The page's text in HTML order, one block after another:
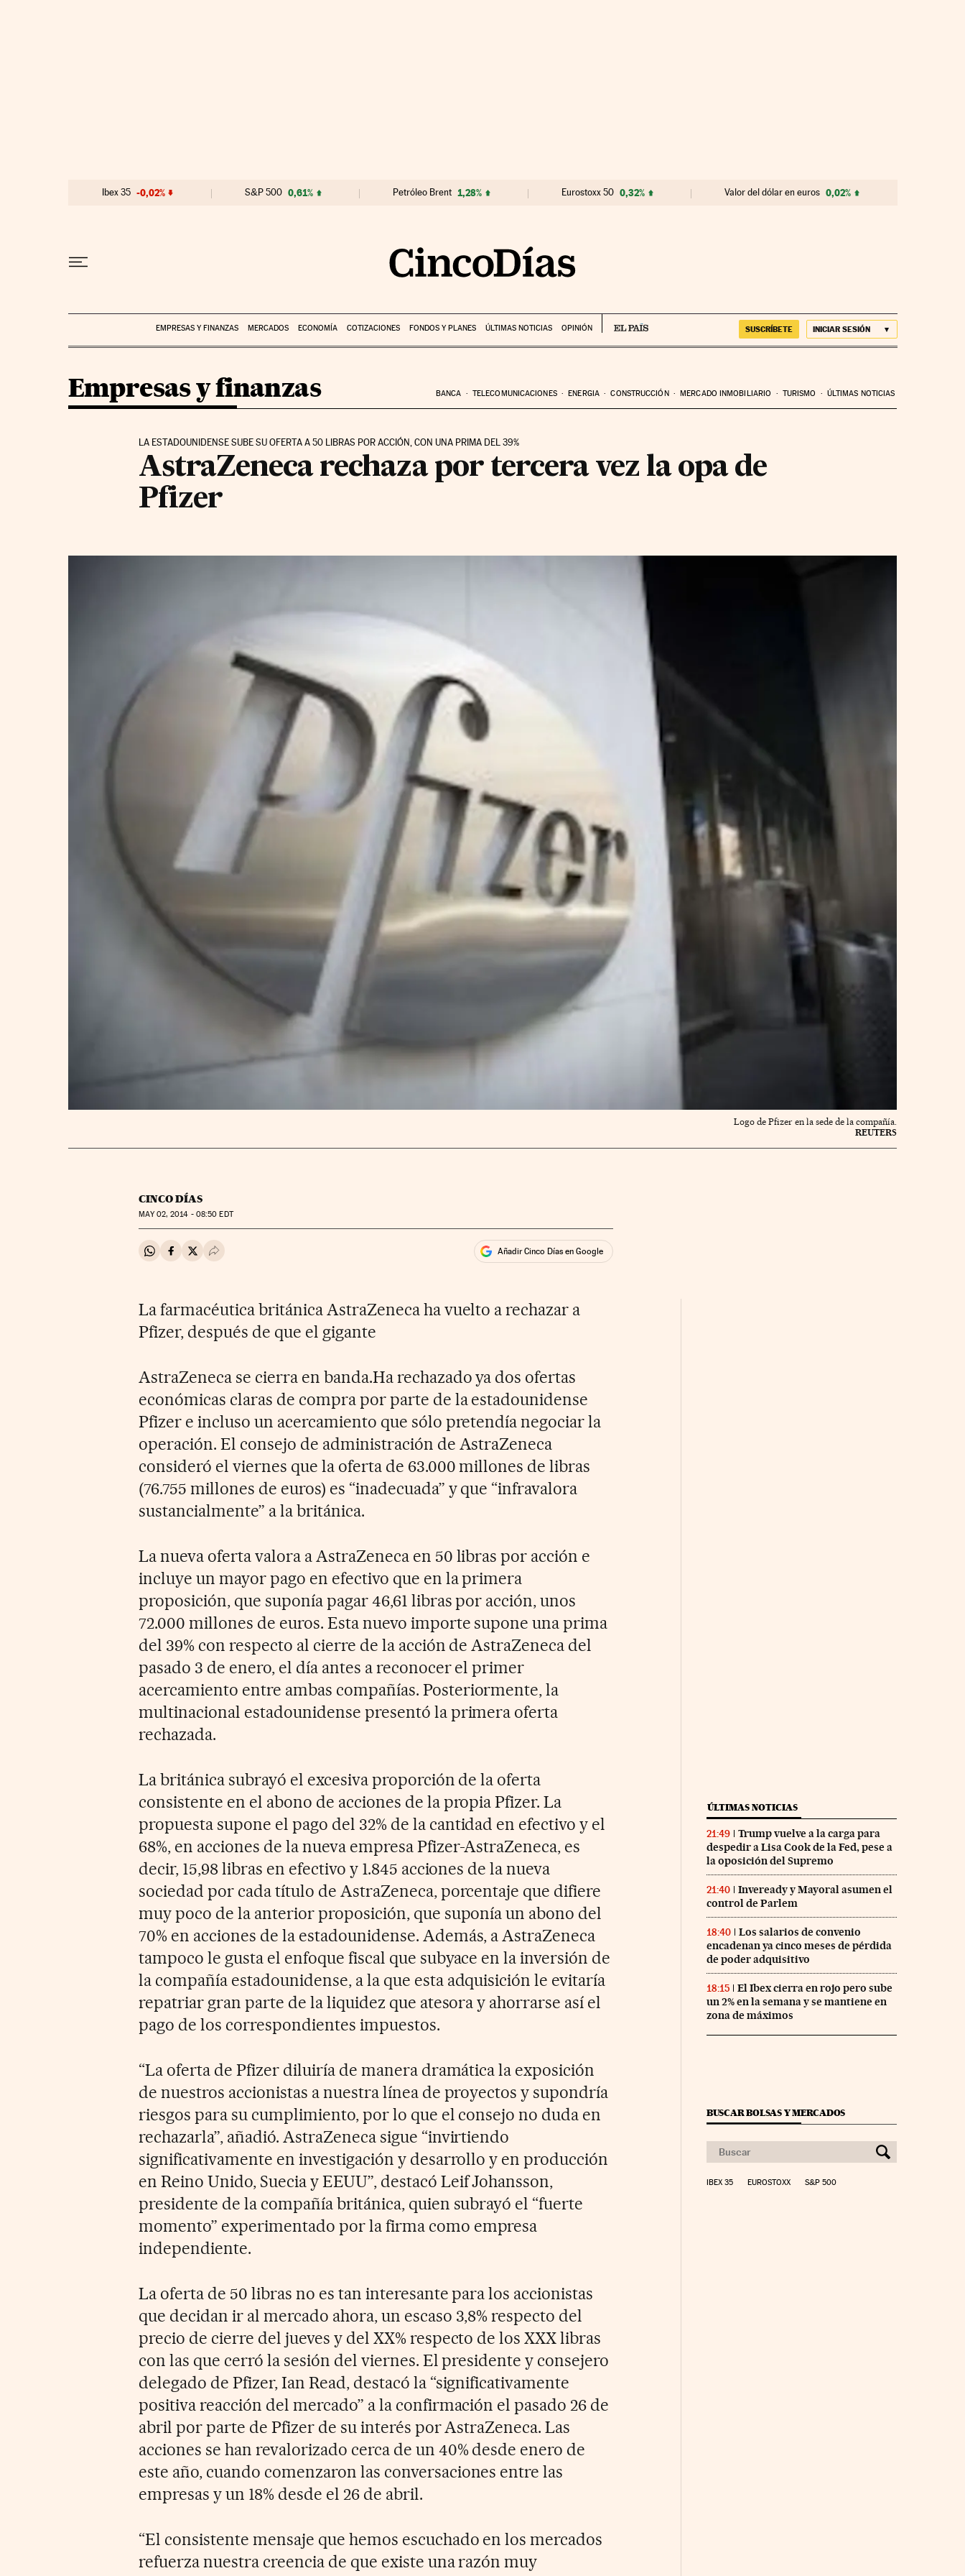
Ibex 35 -0,02% S&P 500 0,61% Petróleo Brent 1,28% Eurostoxx 50 0,32% Valor del dólar en euros 0,02%
EMPRESAS Y FINANZAS MERCADOS ECONOMÍA COTIZACIONES FONDOS Y PLANES ÚLTIMAS NOTICIAS OPINIÓN SUSCRÍBETE INICIAR SESIÓN
Empresas y finanzas BANCA TELECOMUNICACIONES ENERGIA CONSTRUCCIÓN MERCADO INMOBILIARIO TURISMO ÚLTIMAS NOTICIAS
LA ESTADOUNIDENSE SUBE SU OFERTA A 50 LIBRAS POR ACCIÓN, CON UNA PRIMA DEL 39%
AstraZeneca rechaza por tercera vez la opa de
Pfizer
Logo de Pfizer en la sede de la compañía.
REUTERS
CINCO DÍAS
MAY02, 2014 - 08:50 EDT
Compartir en Whatsapp
Compartir en Facebook
Compartir en Twitter
Desplegar Redes Sociales Añadir Cinco Días en Google
La farmacéutica británica AstraZeneca ha vuelto a rechazar a
Pfizer, después de que el gigante
AstraZeneca se cierra en banda.Ha rechazado ya dos ofertas
económicas claras de compra por parte de la estadounidense
Pfizer e incluso un acercamiento que sólo pretendía negociar la
operación. El consejo de administración de AstraZeneca
consideró el viernes que la oferta de 63.000 millones de libras
(76.755 millones de euros) es “inadecuada” y que “infravalora
sustancialmente” a la británica.
La nueva oferta valora a AstraZeneca en 50 libras por acción e
incluye un mayor pago en efectivo que en la primera
proposición, que suponía pagar 46,61 libras por acción, unos
72.000 millones de euros. Esta nuevo importe supone una prima
del 39% con respecto al cierre de la acción de AstraZeneca del
pasado 3 de enero, el día antes a reconocer el primer
acercamiento entre ambas compañías. Posteriormente, la
multinacional estadounidense presentó la primera oferta
rechazada.
La británica subrayó el excesiva proporción de la oferta
consistente en el abono de acciones de la propia Pfizer. La
propuesta supone el pago del 32% de la cantidad en efectivo y el
68%, en acciones de la nueva empresa Pfizer-AstraZeneca, es
decir, 15,98 libras en efectivo y 1.845 acciones de la nueva
sociedad por cada título de AstraZeneca, porcentaje que difiere
muy poco de la anterior proposición, que suponía un abono del
70% en acciones de la estadounidense. Además, a AstraZeneca
tampoco le gusta el enfoque fiscal que subyace en la inversión de
la compañía estadounidense, a la que esta adquisición le evitaría
repatriar gran parte de la liquidez que atesora y ahorrarse así el
pago de los correspondientes impuestos.
“La oferta de Pfizer diluiría de manera dramática la exposición
de nuestros accionistas a nuestra línea de proyectos y supondría
riesgos para su cumplimiento, por lo que el consejo no duda en
rechazarla”, añadió. AstraZeneca sigue “invirtiendo
significativamente en investigación y desarrollo y en producción
en Reino Unido, Suecia y EEUU”, destacó Leif Johansson,
presidente de la compañía británica, quien subrayó el “fuerte
momento” experimentado por la firma como empresa
independiente.
La oferta de 50 libras no es tan interesante para los accionistas
que decidan ir al mercado ahora, un escaso 3,8% respecto del
precio de cierre del jueves y del XX% respecto de los XXX libras
con las que cerró la sesión del viernes. El presidente y consejero
delegado de Pfizer, Ian Read, destacó la “significativamente
positiva reacción del mercado” a la confirmación el pasado 26 de
abril por parte de Pfizer de su interés por AstraZeneca. Las
acciones se han revalorizado cerca de un 40% desde enero de
este año, cuando comenzaron las conversaciones entre las
empresas y un 18% desde el 26 de abril.
“El consistente mensaje que hemos escuchado en los mercados
refuerza nuestra creencia de que existe una razón muy
ÚLTIMAS NOTICIAS
21:49
Trump vuelve a la carga para
despedir a Lisa Cook de la Fed, pese a
la oposición del Supremo
21:40
Inveready y Mayoral asumen el
control de Parlem
18:40
Los salarios de convenio
encadenan ya cinco meses de pérdida
de poder adquisitivo
18:15
El Ibex cierra en rojo pero sube
un 2% en la semana y se mantiene en
zona de máximos
BUSCAR BOLSAS Y MERCADOS
IBEX 35 EUROSTOXX S&P 500